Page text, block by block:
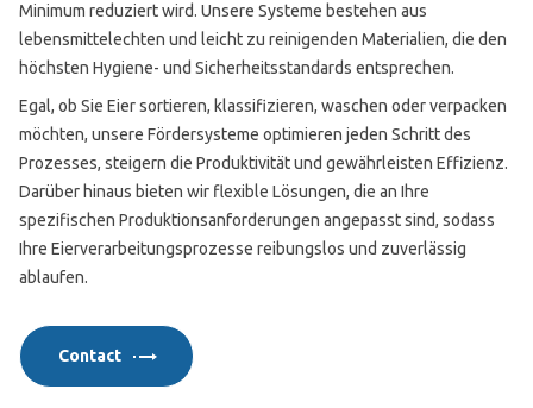
Minimum reduziert wird. Unsere Systeme bestehen aus
lebensmittelechten und leicht zu reinigenden Materialien, die den
höchsten Hygiene- und Sicherheitsstandards entsprechen.
Egal, ob Sie Eier sortieren, klassifizieren, waschen oder verpacken
möchten, unsere Fördersysteme optimieren jeden Schritt des
Prozesses, steigern die Produktivität und gewährleisten Effizienz.
Darüber hinaus bieten wir flexible Lösungen, die an Ihre
spezifischen Produktionsanforderungen angepasst sind, sodass
Ihre Eierverarbeitungsprozesse reibungslos und zuverlässig
ablaufen.
Contact